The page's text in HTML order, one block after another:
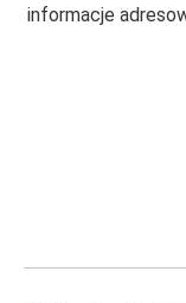
informacje